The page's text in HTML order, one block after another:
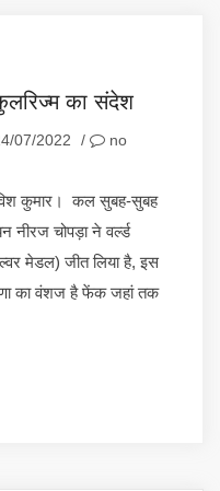
का संदेश
07/2022 /
no
कुमार। कल सुबह-सुबह
नीरज चोपड़ा ने वर्ल्ड
मेडल) जीत लिया है, इस
का वंशज है फेंक जहां तक